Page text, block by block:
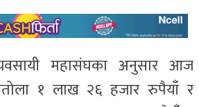
महासंघका अनुसार आज
१ लाख २६ हजार रुपैयाँ र